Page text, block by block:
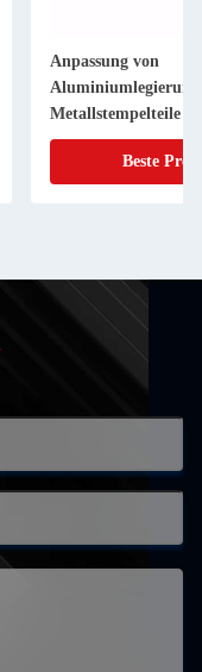
Anpassung von
Metallstempelteile
Beste